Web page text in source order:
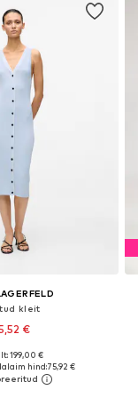
kleit
€
XS, S, M, L, XL
199,00 €
hind:75,92 €